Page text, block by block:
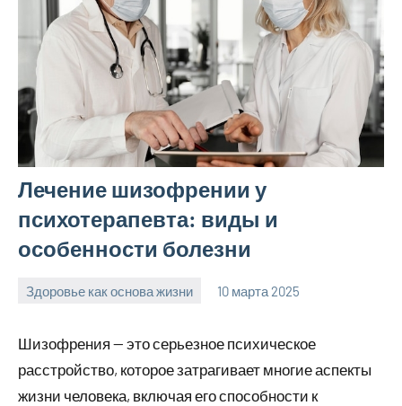
Лечение шизофрении у
психотерапевта: виды и
особенности болезни
Здоровье как основа жизни 10 марта 2025
Avtor
Нет
Шизофрения — это серьезное психическое
расстройство, которое затрагивает многие аспекты
жизни человека, включая его способности к